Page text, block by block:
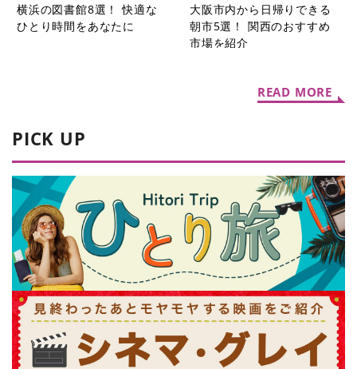
横浜の図書館8選！ 快適な
ひとり時間をあなたに
大阪市内から日帰りできる
朝市5選！ 関西のおすすめ
市場を紹介
READ MORE
PICK UP